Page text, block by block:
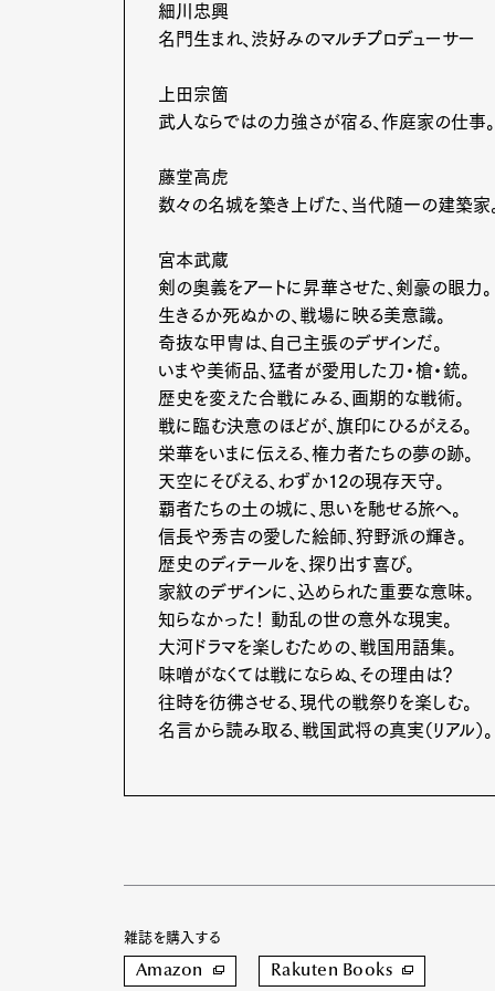
Pen
細川忠興
名門生まれ、渋好みのマルチプロデューサー
上田宗箇
武人ならではの力強さが宿る、作庭家の仕事。
藤堂高虎
数々の名城を築き上げた、当代随一の建築家。
宮本武蔵
剣の奥義をアートに昇華させた、剣豪の眼力。
生きるか死ぬかの、戦場に映る美意識。
奇抜な甲冑は、自己主張のデザインだ。
いまや美術品、猛者が愛用した刀・槍・銃。
歴史を変えた合戦にみる、画期的な戦術。
戦に臨む決意のほどが、旗印にひるがえる。
栄華をいまに伝える、権力者たちの夢の跡。
天空にそびえる、わずか12の現存天守。
覇者たちの土の城に、思いを馳せる旅へ。
信長や秀吉の愛した絵師、狩野派の輝き。
歴史のディテールを、探り出す喜び。
家紋のデザインに、込められた重要な意味。
知らなかった！ 動乱の世の意外な現実。
大河ドラマを楽しむための、戦国用語集。
味噌がなくては戦にならぬ、その理由は？
往時を彷彿させる、現代の戦祭りを楽しむ。
名言から読み取る、戦国武将の真実（リアル）。
雑誌を購入する
Amazon Rakuten Books